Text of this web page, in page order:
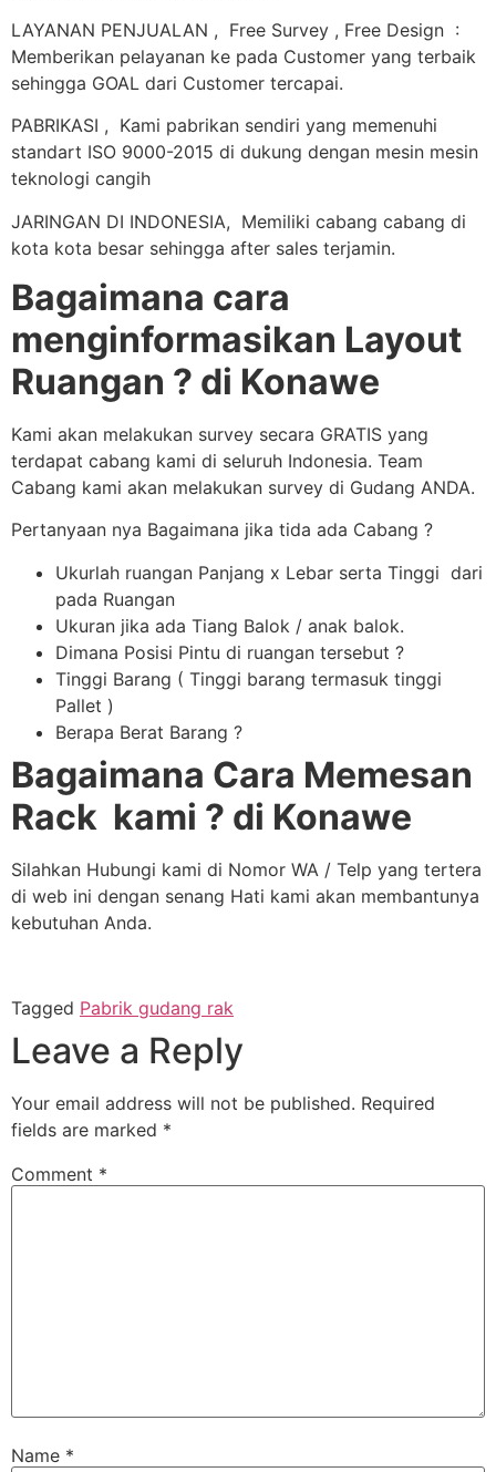
LAYANAN PENJUALAN , Free Survey , Free Design :
Memberikan pelayanan ke pada Customer yang terbaik
sehingga GOAL dari Customer tercapai.
PABRIKASI , Kami pabrikan sendiri yang memenuhi
standart ISO 9000-2015 di dukung dengan mesin mesin
teknologi cangih
JARINGAN DI INDONESIA, Memiliki cabang cabang di
kota kota besar sehingga after sales terjamin.
Bagaimana cara
menginformasikan Layout
Ruangan ? di Konawe
Kami akan melakukan survey secara GRATIS yang
terdapat cabang kami di seluruh Indonesia. Team
Cabang kami akan melakukan survey di Gudang ANDA.
Pertanyaan nya Bagaimana jika tida ada Cabang ?
Ukurlah ruangan Panjang x Lebar serta Tinggi dari
pada Ruangan
Ukuran jika ada Tiang Balok / anak balok.
Dimana Posisi Pintu di ruangan tersebut ?
Tinggi Barang ( Tinggi barang termasuk tinggi
Pallet )
Berapa Berat Barang ?
Bagaimana Cara Memesan
Rack kami ? di Konawe
Silahkan Hubungi kami di Nomor WA / Telp yang tertera
di web ini dengan senang Hati kami akan membantunya
kebutuhan Anda.
Tagged Pabrik gudang rak
Leave a Reply
Your email address will not be published. Required
fields are marked *
Comment *
Name *